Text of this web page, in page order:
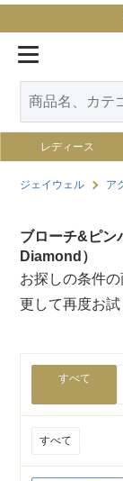
レディース
ジェイウェル ア
ブローチ&ピン
Diamond）
お探しの条件
更して再度お試
すべて
すべて